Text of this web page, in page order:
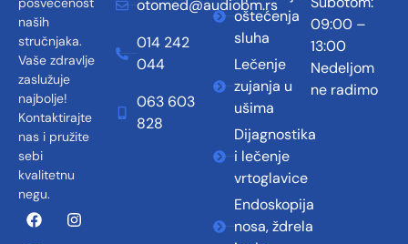
naših
stručnjaka.
Vaše zdravlje
zaslužuje
najbolje!
Kontaktirajte
nas i pružite
sebi
kvalitetnu
negu.
otomed@audiobm.rs
014 242
044
063 603
828
oštećenja
sluha
Lečenje
zujanja u
ušima
Dijagnostika
i lečenje
vrtoglavice
Endoskopija
nosa, ždrela
09:00 –
13:00
Nedeljom
ne radimo